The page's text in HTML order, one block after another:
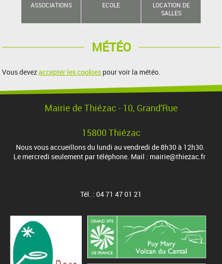
ASSOCIATIONS ECOLE
LOCATION DE
SALLES
MÉTÉO
Vous devezaccepter les cookies pour voir la météo.
Mairie de Thiézac - 10, Grand'Rue
15800 Thiézac
Nous vous accueillons du lundi au vendredi de 8h30 à 12h30.
Le mercredi seulement par téléphone. Mail : mairie@thiezac.fr
Tél. : 04 71 47 01 21